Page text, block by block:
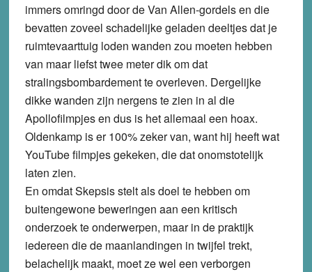
immers omringd door de Van Allen-gordels en die
bevatten zoveel schadelijke geladen deeltjes dat je
ruimtevaarttuig loden wanden zou moeten hebben
van maar liefst twee meter dik om dat
stralingsbombardement te overleven. Dergelijke
dikke wanden zijn nergens te zien in al die
Apollofilmpjes en dus is het allemaal een hoax.
Oldenkamp is er 100% zeker van, want hij heeft wat
YouTube filmpjes gekeken, die dat onomstotelijk
laten zien.
En omdat Skepsis stelt als doel te hebben om
buitengewone beweringen aan een kritisch
onderzoek te onderwerpen, maar in de praktijk
iedereen die de maanlandingen in twijfel trekt,
belachelijk maakt, moet ze wel een verborgen